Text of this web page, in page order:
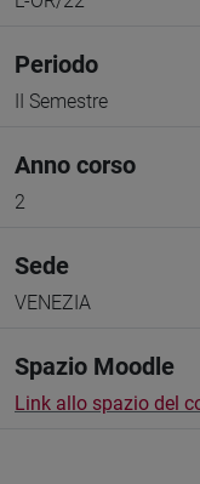
Periodo
II Semestre
Anno corso
2
Sede
VENEZIA
Spazio Moodle
Link allo spazio del